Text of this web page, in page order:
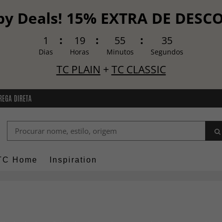
Deals! 15% EXTRA DE
1
Dias
19
Horas
55
Minutos
34
Segundos
TC PLAIN + TC CLASSIC
DIRETA
Home Inspiration